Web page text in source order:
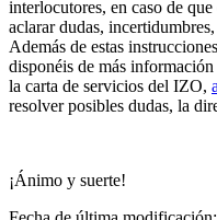
interlocutores, en caso de
aclarar dudas,
Además de estas
disponéis de más
la carta de servicios del IZO,
resolver posibles dudas, la
¡Ánimo y suerte!